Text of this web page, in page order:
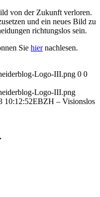
von der Zukunft verloren.
und ein neues Bild zu
richtungslos sein.
Sie hiernachlesen.
Logo-III.png 0 0
Logo-III.png
10:12:52EBZH – Visionslos